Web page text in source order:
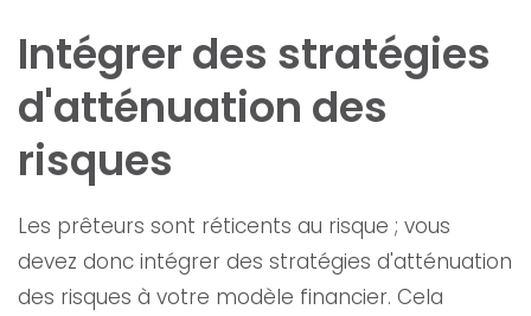
Intégrer des stratégies
d'atténuation des
risques
Les prêteurs sont réticents au risque ; vous
devez donc intégrer des stratégies d'atténuation
des risques à votre modèle financier. Cela